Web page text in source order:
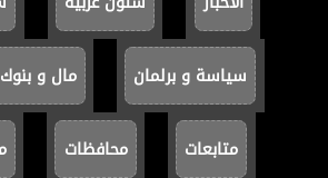
سياسة و برلمان مال و بنوك
متابعات محافظات